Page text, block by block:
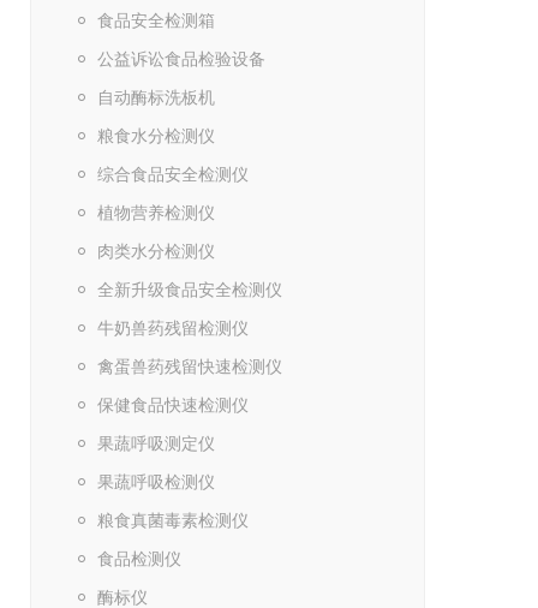
食品安全检测箱
公益诉讼食品检验设备
自动酶标洗板机
粮食水分检测仪
综合食品安全检测仪
植物营养检测仪
肉类水分检测仪
全新升级食品安全检测仪
牛奶兽药残留检测仪
禽蛋兽药残留快速检测仪
保健食品快速检测仪
果蔬呼吸测定仪
果蔬呼吸检测仪
粮食真菌毒素检测仪
食品检测仪
酶标仪